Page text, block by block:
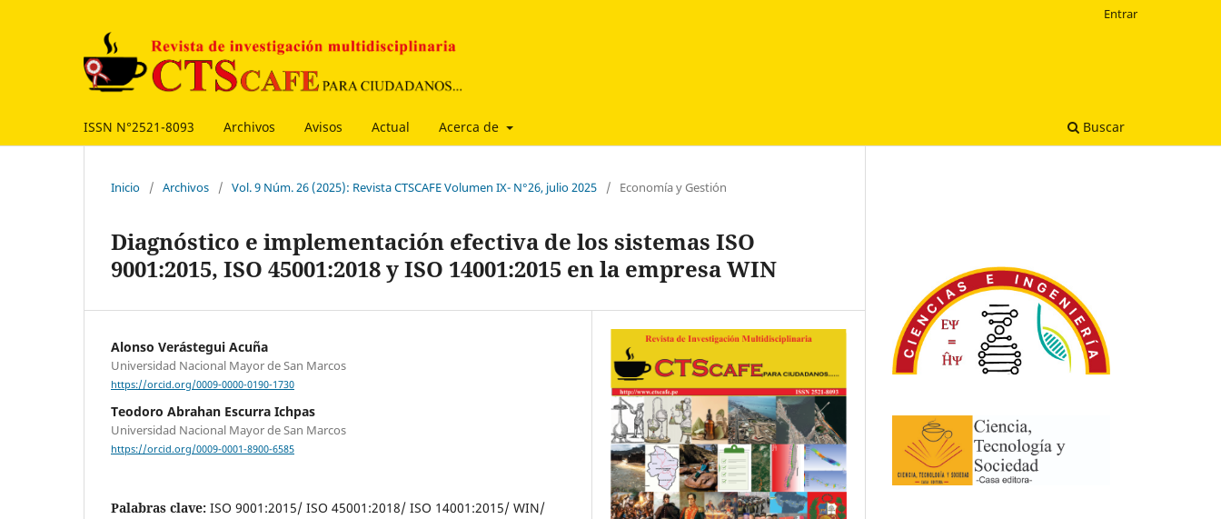
ISSN N°2521-8093 Archivos Avisos Actual Acerca de Buscar
Entrar
Inicio / Archivos / Vol. 9 Núm. 26 (2025): Revista CTSCAFE Volumen IX- N°26, julio 2025 / Economía y Gestión
Diagnóstico e implementación efectiva de los sistemas ISO
9001:2015, ISO 45001:2018 y ISO 14001:2015 en la empresa WIN
Alonso Verástegui Acuña
Universidad Nacional Mayor de San Marcos
https://orcid.org/0009-0000-0190-1730
Teodoro Abrahan Escurra Ichpas
Universidad Nacional Mayor de San Marcos
https://orcid.org/0009-0001-8900-6585
Palabras clave: ISO 9001:2015/ ISO 45001:2018/ ISO 14001:2015/ WIN/